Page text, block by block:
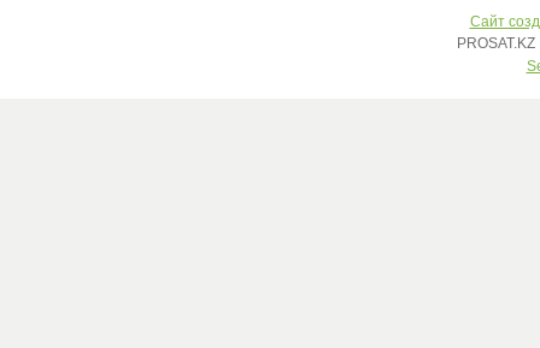
Сайт